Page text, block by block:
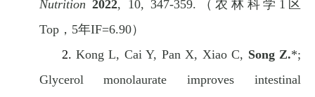
Nutrition 2022, 10, 347-359. （农林科学 1 区
Top， 5年IF=6.90）
2.Kong L, Cai Y, Pan X, Xiao C, Song Z.*;
Glycerol monolaurate improves intestinal